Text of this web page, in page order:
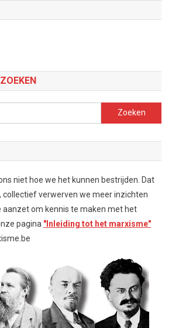
Zoeken
naar:
niet hoe we het kunnen bestrijden. Dat
verwerven we meer inzichten
aanzet om kennis te maken met het
pagina "Inleiding tot het marxisme"